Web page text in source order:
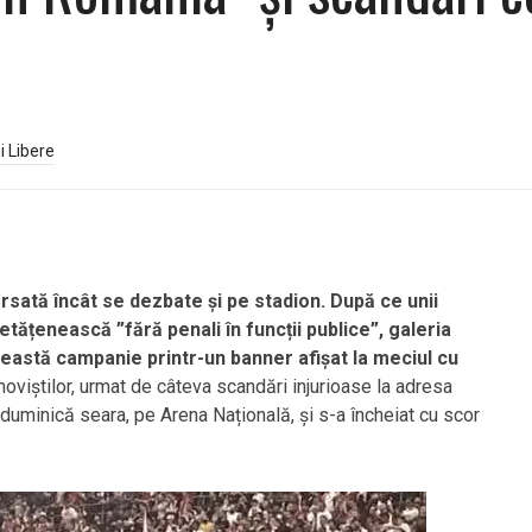
Libere
încât se dezbate și pe stadion. După ce unii
”fără penali în funcții publice”, galeria
campanie printr-un banner afișat la meciul cu
urmat de câteva scandări injurioase la adresa
seara, pe Arena Națională, și s-a încheiat cu scor